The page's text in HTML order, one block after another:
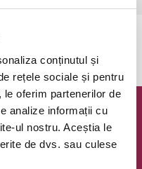
conținutul și
rețele sociale și pentru
oferim partenerilor de
analize informații cu
ul nostru. Aceștia le
de dvs. sau culese
Bilete.ro
cu cele mai noi